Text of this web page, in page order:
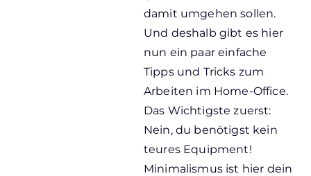
damit umgehen sollen.
Und deshalb gibt es hier
nun ein paar einfache
Tipps und Tricks zum
Arbeiten im Home-Office.
Das Wichtigste zuerst:
Nein, du benötigst kein
teures Equipment!
Minimalismus ist hier dein